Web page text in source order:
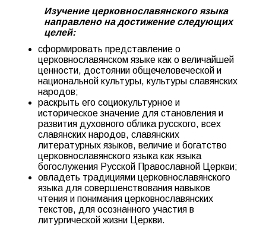
Изучение церковнославянского языка
направлено на достижение следующих
целей:
сформировать представление о
церковнославянском языке как о величайшей
ценности, достоянии общечеловеческой и
национальной культуры, культуры славянских
народов;
раскрыть его социокультурное и
историческое значение для становления и
развития духовного облика русского, всех
славянских народов, славянских
литературных языков, величие и богатство
церковнославянского языка как языка
богослужения Русской Православной Церкви;
овладеть традициями церковнославянского
языка для совершенствования навыков
чтения и понимания церковнославянских
текстов, для осознанного участия в
литургической жизни Церкви.